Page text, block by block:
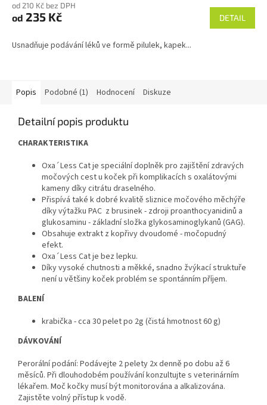
od 210 Kč bez DPH
od 235 Kč DETAIL
Usnadňuje podávání léků ve formě pilulek, kapek...
Popis Podobné (1) Hodnocení Diskuze
Detailní popis produktu
CHARAKTERISTIKA
Oxa´Less Cat je speciální doplněk pro zajištění zdravých
močových cest u koček při komplikacích s oxalátovými
kameny díky citrátu draselného.
Přispívá také k dobré kvalitě sliznice močového měchýře
díky výtažku PAC z brusinek - zdroji proanthocyanidinů a
glukosaminu - základní složka glykosaminoglykanů (GAG).
Obsahuje extrakt z kopřivy dvoudomé - močopudný
efekt.
Oxa´Less Cat je bez lepku.
Díky vysoké chutnosti a měkké, snadno žvýkací struktuře
není u většiny koček problém se spontánním příjem.
BALENÍ
krabička - cca 30 pelet po 2g (čistá hmotnost 60 g)
DÁVKOVÁNÍ
Perorální podání: Podávejte 2 pelety 2x denně po dobu až 6
měsíců. Při dlouhodobém používání konzultujte s veterinárním
lékařem. Moč kočky musí být monitorována a alkalizována.
Zajistěte volný přístup k vodě.